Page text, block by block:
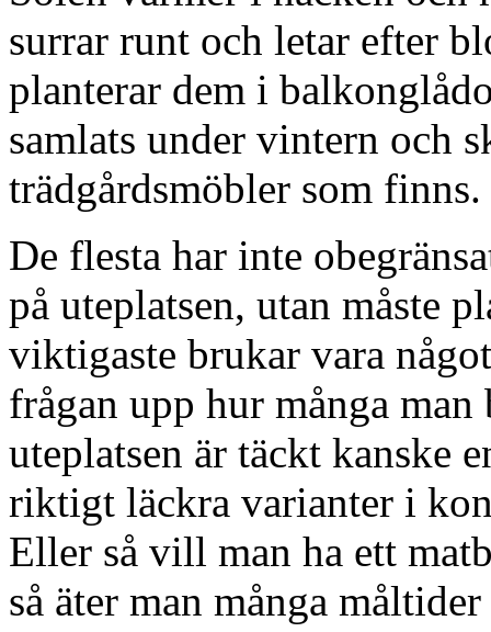
surrar runt och letar efter
planterar dem i
samlats under vintern och
trädgårdsmöbler som finns.
De flesta har inte
på uteplatsen, utan måste
viktigaste brukar vara
frågan upp hur många
uteplatsen är täckt kanske
riktigt läckra varianter i
Eller så vill man ha ett
så äter man många